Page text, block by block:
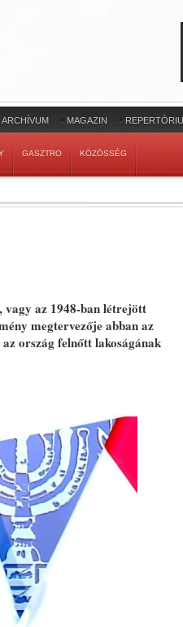
ARCHÍVUM MAGAZIN
GASZTRO KÖZÖSSÉG
vagy az 1948-ban létrejött
megtervezője abban az
ország felnőtt lakoságának